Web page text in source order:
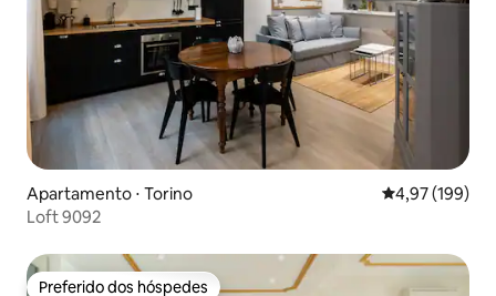
Apartamento ⋅ Torino 4,97 de uma
4,97 (199)
Loft 9092
Preferido dos hóspedes